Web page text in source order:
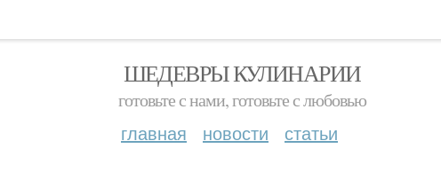
ШЕДЕВРЫ КУЛИНАРИИ
готовьте с нами, готовьте с любовью
главная новости статьи